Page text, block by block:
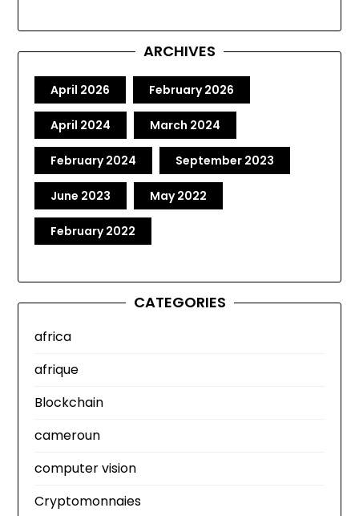
ARCHIVES
April 2026 February 2026
April 2024 March 2024
February 2024 September 2023
June 2023 May 2022
February 2022
CATEGORIES
africa
afrique
Blockchain
cameroun
computer vision
Cryptomonnaies